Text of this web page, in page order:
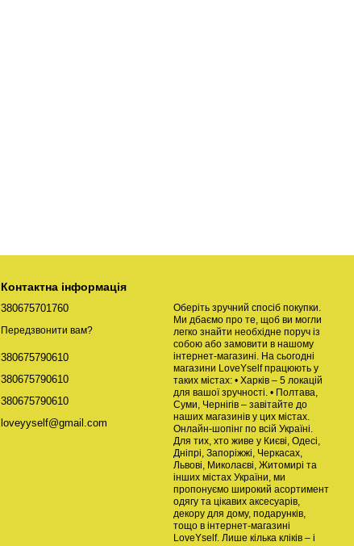
Контактна інформація
380675701760
Передзвонити вам?
380675790610
380675790610
380675790610
loveyyself@gmail.com
Оберіть зручний спосіб покупки.
Ми дбаємо про те, щоб ви могли
легко знайти необхідне поруч із
собою або замовити в нашому
інтернет-магазині. На сьогодні
магазини LoveYself працюють у
таких містах: • Харків – 5 локацій
для вашої зручності. • Полтава,
Суми, Чернігів – завітайте до
наших магазинів у цих містах.
Онлайн-шопінг по всій Україні.
Для тих, хто живе у Києві, Одесі,
Дніпрі, Запоріжжі, Черкасах,
Львові, Миколаєві, Житомирі та
інших містах України, ми
пропонуємо широкий асортимент
одягу та цікавих аксесуарів,
декору для дому, подарунків,
тощо в інтернет-магазині
LoveYself. Лише кілька кліків – і